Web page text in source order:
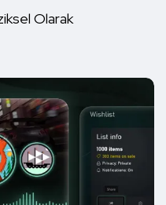
Olarak